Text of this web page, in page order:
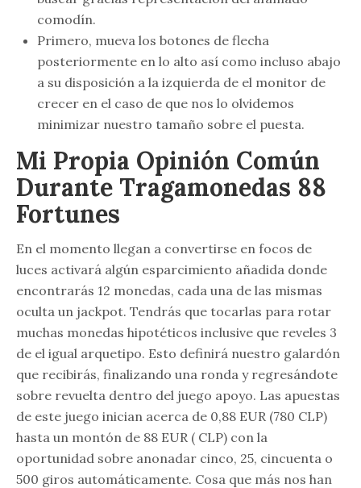
comodín.
Primero, mueva los botones de flecha
posteriormente en lo alto así­ como incluso abajo
a su disposición a la izquierda de el monitor de
crecer en el caso de que nos lo olvidemos
minimizar nuestro tamaño sobre el puesta.
Mi Propia Opinión Común
Durante Tragamonedas 88
Fortunes
En el momento llegan a convertirse en focos de
luces activará algún esparcimiento añadida donde
encontrarás 12 monedas, cada una de las mismas
oculta un jackpot. Tendrás que tocarlas para rotar
muchas monedas hipotéticos inclusive que reveles 3
de el igual arquetipo. Esto definirá nuestro galardón
que recibirás, finalizando una ronda y regresándote
sobre revuelta dentro del juego apoyo. Las apuestas
de este juego inician acerca de 0,88 EUR (780 CLP)
hasta un montón de 88 EUR ( CLP) con la
oportunidad sobre anonadar cinco, 25, cincuenta o
500 giros automáticamente. Cosa que más nos han